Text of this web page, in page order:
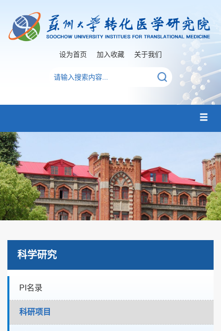
设为首页 加入收藏 关于我们
科学研究
PI名录
科研项目